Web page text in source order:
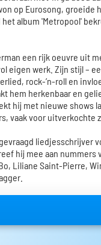
op Eurosong, groeide
album 'Metropool'
een rijk oeuvre uit
eigen werk. Zijn stijl –
rock-’n-roll en
hem herkenbaar en
hij met nieuwe shows
vaak voor uitverkochte
liedjesschrijver
hij mee aan nummers
Liliane Saint-Pierre,